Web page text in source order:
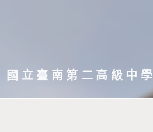
主國立臺南第二高級中學